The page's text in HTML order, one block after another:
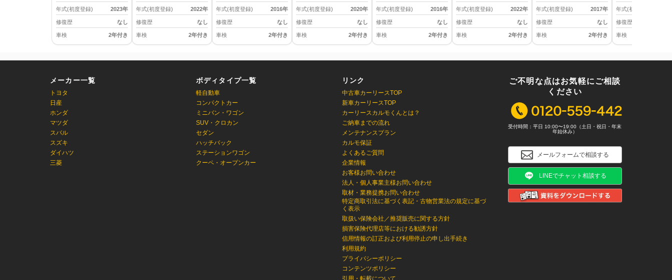
年式(初度登録) 2023年
修復歴 なし
車検 2年付き
年式(初度登録) 2022年
修復歴 なし
車検 2年付き
年式(初度登録) 2016年
修復歴 なし
車検 2年付き
年式(初度登録) 2020年
修復歴 なし
車検 2年付き
年式(初度登録) 2016年
修復歴 なし
車検 2年付き
年式(初度登録) 2022年
修復歴 なし
車検 2年付き
年式(初度登録) 2017年
修復歴 なし
車検 2年付き
年式(初度登録)
修復歴
車検
メーカー一覧
トヨタ
日産
ホンダ
マツダ
スバル
スズキ
ダイハツ
三菱
ボディタイプ一覧
軽自動車
コンパクトカー
ミニバン・ワゴン
SUV・クロカン
セダン
ハッチバック
ステーションワゴン
クーペ・オープンカー
リンク
中古車カーリースTOP
新車カーリースTOP
カーリースカルモくんとは？
ご納車までの流れ
メンテナンスプラン
カルモ保証
よくあるご質問
企業情報
お客様お問い合わせ
法人・個人事業主様お問い合わせ
取材・業務提携お問い合わせ
特定商取引法に基づく表記・古物営業法の規定に基づ
く表示
取扱い保険会社／推奨販売に関する方針
損害保険代理店等における勧誘方針
信用情報の訂正および利用停止の申し出手続き
利用規約
プライバシーポリシー
コンテンツポリシー
ご不明な点はお気軽にご相談
ください
受付時間：平日 10:00〜19:00（土日・祝日・年末
年始休み）
メールフォームで相談する
LINEでチャット相談する